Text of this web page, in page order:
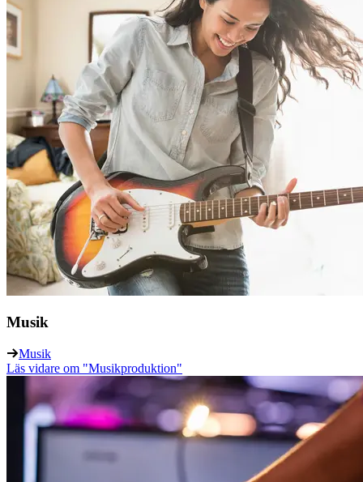
Musik
Musik
Läs vidare om "Musikproduktion"